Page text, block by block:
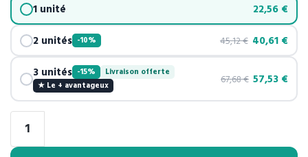
1 unité 22,56 €
2 unités -10% 45,12€ 40,61 €
3 unités -15%
Livraison offerte
★ Le + avantageux
67,68€ 57,53 €